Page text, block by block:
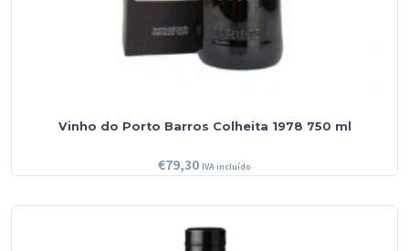
Vinho do Porto Barros Colheita 1978 750 ml
€79,30 IVA incluído